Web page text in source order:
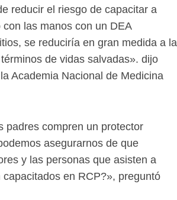
reducir el riesgo de capacitar a
las manos con un DEA
se reduciría en gran medida a la
de vidas salvadas». dijo
Academia Nacional de Medicina
padres compren un protector
asegurarnos de que
y las personas que asisten a
en RCP?», preguntó